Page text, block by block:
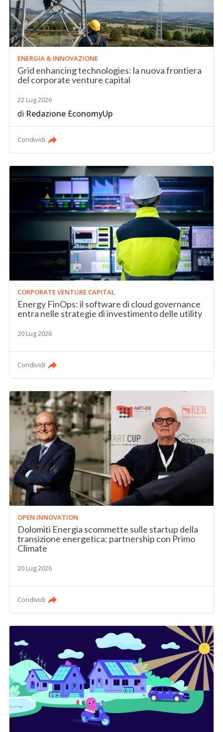
ENERGIA & INNOVAZIONE
Grid enhancing technologies: la nuova frontiera
del corporate venture capital
22 Lug 2026
di Redazione EconomyUp
Condividi
CORPORATE VENTURE CAPITAL
Energy FinOps: il software di cloud governance
entra nelle strategie di investimento delle utility
20 Lug 2026
Condividi
OPEN INNOVATION
Dolomiti Energia scommette sulle startup della
transizione energetica: partnership con Primo
Climate
20 Lug 2026
Condividi